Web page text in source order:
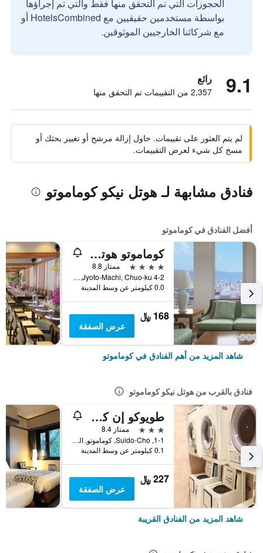
الحجوزات التي تم التحقق منها فقط والتي تم إجراؤها
بواسطة مستخدمين حقيقيين مع HotelsCombined أو
مع شركائنا الخارجيين الموثوقين.
9.1 رائع
2,357 من التقييمات تم التحقق منها
لم يتم العثور على تقييمات. حاول إزالة مرشح أو تغيير بحثك أو
مسح كل شيء لعرض التقييمات.
فنادق مشابهة لـ هوتل نيكو كوماموتو
أفضل الفنادق في كوماموتو
كوماموتو هوتل كاسل
4 نجوم
ممتاز 8.8
4-2 Jyoto-Machi, Chuo-ku, كوماموتو, اليابان
0.0 كيلومتر عن وسط المدينة
168 ﷼
عرض الصفقة
شاهد المزيد من أهم الفنادق في كوماموتو
فنادق بالقرب من هوتل نيكو كوماموتو
طويوكو إن كوماموتو جيو توريتشو سوجي
3 نجوم
ممتاز 8.4
1-1, Suido-Cho, كوماموتو, اليابان
0.1 كيلومتر عن وسط المدينة
227 ﷼
عرض الصفقة
شاهد المزيد من الفنادق القريبة